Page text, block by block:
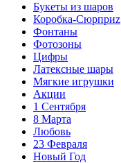
Букеты из шаров
Коробка-Сюрприz
Фонтаны
Фотозоны
Цифры
Латексные шары
Мягкие игрушки
Акции
1 Сентября
8 Марта
Любовь
23 Февраля
Новый Год